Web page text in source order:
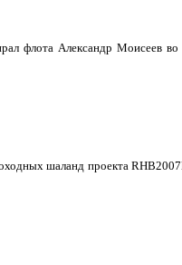
флота Александр Моисеев
шаланд проекта